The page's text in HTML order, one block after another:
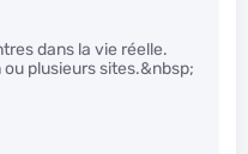
dans la vie réelle.
ou plusieurs sites.&nbsp;